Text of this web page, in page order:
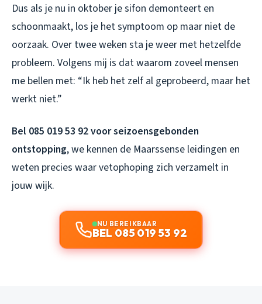
Dus als je nu in oktober je sifon demonteert en
schoonmaakt, los je het symptoom op maar niet de
oorzaak. Over twee weken sta je weer met hetzelfde
probleem. Volgens mij is dat waarom zoveel mensen
me bellen met: “Ik heb het zelf al geprobeerd, maar het
werkt niet.”
Bel 085 019 53 92 voor seizoensgebonden
ontstopping, we kennen de Maarssense leidingen en
weten precies waar vetophoping zich verzamelt in
jouw wijk.
NU BEREIKBAAR
BEL 085 019 53 92